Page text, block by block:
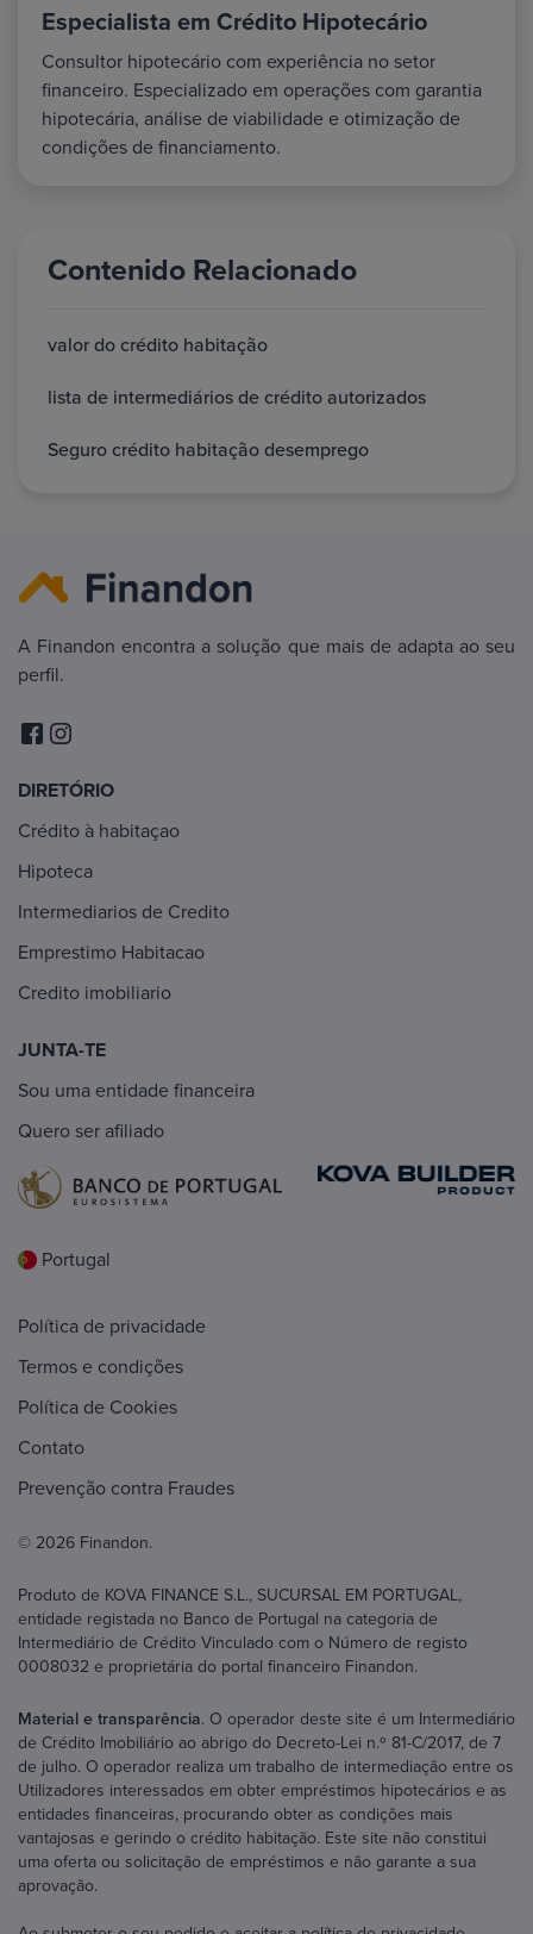
Especialista em Crédito Hipotecário
Consultor hipotecário com experiência no setor
financeiro. Especializado em operações com garantia
hipotecária, análise de viabilidade e otimização de
condições de financiamento.
Contenido Relacionado
valor do crédito habitação
lista de intermediários de crédito autorizados
Seguro crédito habitação desemprego
A Finandon encontra a solução que mais de adapta ao seu
perfil.
DIRETÓRIO
Crédito à habitaçao
Hipoteca
Intermediarios de Credito
Emprestimo Habitacao
Credito imobiliario
JUNTA-TE
Sou uma entidade financeira
Quero ser afiliado
Portugal
Política de privacidade
Termos e condições
Política de Cookies
Contato
Prevenção contra Fraudes
© 2026 Finandon.
Produto de KOVA FINANCE S.L., SUCURSAL EM PORTUGAL,
entidade registada no Banco de Portugal na categoria de
Intermediário de Crédito Vinculado com o Número de registo
0008032 e proprietária do portal financeiro Finandon.
Material e transparência. O operador deste site é um Intermediário
de Crédito Imobiliário ao abrigo do Decreto-Lei n.º 81-C/2017, de 7
de julho. O operador realiza um trabalho de intermediação entre os
Utilizadores interessados em obter empréstimos hipotecários e as
entidades financeiras, procurando obter as condições mais
vantajosas e gerindo o crédito habitação. Este site não constitui
uma oferta ou solicitação de empréstimos e não garante a sua
aprovação.